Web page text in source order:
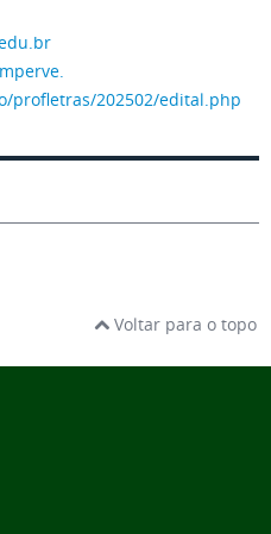
profletras/202502/edital.php
Voltar para o topo